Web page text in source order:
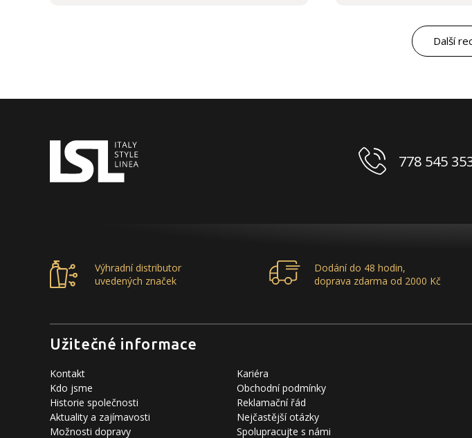
marketingovým
letech „druhá rodina“.
spolupráce mluví za vše.
Další
778 545
Výhradní distributor
uvedených značek
Dodání do 48 hodin,
doprava zdarma od 2000 Kč
Užitečné informace
Kontakt
Kdo jsme
Historie společnosti
Aktuality a zajímavosti
Možnosti dopravy
Kariéra
Obchodní podmínky
Reklamační řád
Nejčastější otázky
Spolupracujte s námi